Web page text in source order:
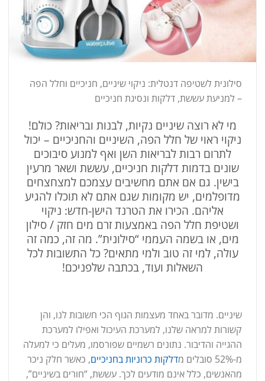
סילונית לשטיפה דנטלית: ניקוי שיניים, חניכיים וחלל הפה
– למניעת עששת, דלקות ונסיגת חניכיים
מי לא רוצה שיניים נקיות, לבנות ובריאות? כולם!
ניקוי ראוי של חלל הפה, השיניים והחניכיים – יכול
לתרום רבות לבריאות השן ואף למנוע סיבוכים
שונים בדמות דלקות חניכיים, עששת ושאר מרעין
בישין. גם אם אתם מחשיבים עצמכם למצחצחים
מדופלמים, יש מקומות שגם אתם לא תוכלו להגיע
אליהם. הכירו את הטרנד הישן-חדש: ניקוי
ושטיפת חלל הפה באמצעות זרם מים חזק / סילון
מים, או בשמה העממי “סילונית”. מה זה, כמה זה
עולה, למי זה טוב ולמי מתאים? כל התשובות לכל
השאלות ועוד, בכתבה שלפניכם!
שיניים. מדובר באחד מעצמות הגוף הכי חשובות לנו, והן
קשורות למראה שלנו, למערכת העיכול ואפילו למערכת
ההגייה והדיבור. נתונים רשמיים שפורסמו, מעלים כי למעלה
מ-52% סובלים מ
דלקות כרוניות בחניכיים, כאשר חלק ניכר
מהאנשים, כלל אינם מודעים לכך. עששת, “חורים בשיניים”,